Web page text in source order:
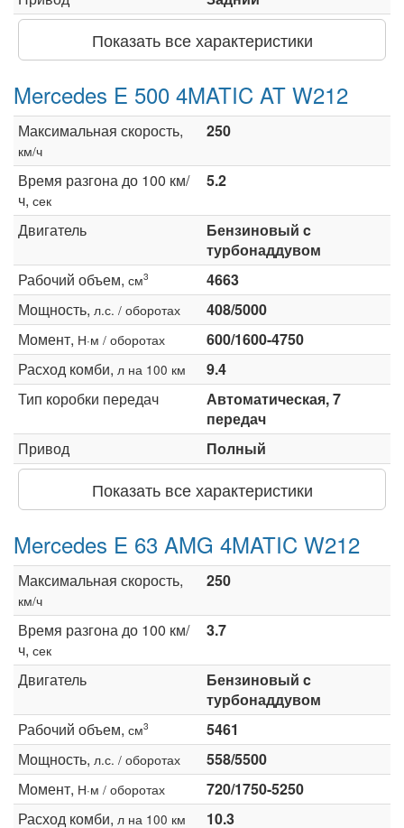
Показать все характеристики
Mercedes E 500 4MATIC AT W212
Максимальная скорость,
км/ч
250
Время разгона до 100 км/
ч, сек
5.2
Двигатель
Бензиновый c
турбонаддувом
Рабочий объем, см3
4663
Мощность, л.с. / оборотах
408/5000
Момент, Н·м / оборотах
600/1600-4750
Расход комби, л на 100 км
9.4
Тип коробки передач
Автоматическая, 7
передач
Привод
Полный
Показать все характеристики
Mercedes E 63 AMG 4MATIC W212
Максимальная скорость,
км/ч
250
Время разгона до 100 км/
ч, сек
3.7
Двигатель
Бензиновый c
турбонаддувом
Рабочий объем, см3
5461
Мощность, л.с. / оборотах
558/5500
Момент, Н·м / оборотах
720/1750-5250
Расход комби, л на 100 км
10.3